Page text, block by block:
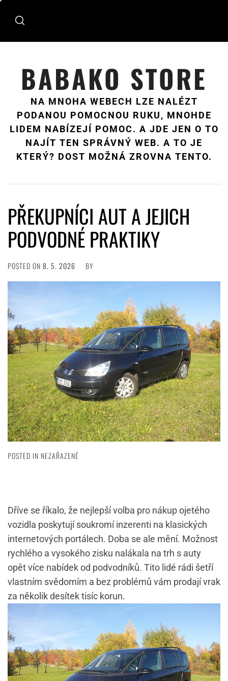
BABAKO STORE
NA MNOHA WEBECH LZE NALÉZT
PODANOU POMOCNOU RUKU, MNOHDE
LIDEM NABÍZEJÍ POMOC. A JDE JEN O TO
NAJÍT TEN SPRÁVNÝ WEB. A TO JE
KTERÝ? DOST MOŽNÁ ZROVNA TENTO.
PŘEKUPNÍCI AUT A JEJICH
PODVODNÉ PRAKTIKY
POSTED ON 8. 5. 2026 BY
POSTED IN NEZAŘAZENÉ
Dříve se říkalo, že nejlepší volba pro nákup ojetého
vozidla poskytují soukromí inzerenti na klasických
internetových portálech. Doba se ale mění. Možnost
rychlého a vysokého zisku nalákala na trh s auty
opět více nabídek od podvodníků. Tito lidé rádi šetří
vlastním svědomím a bez problémů vám prodají vrak
za několik desítek tisíc korun.